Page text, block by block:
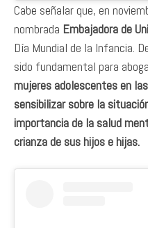
Cabe señalar que, en
nombrada Embajadora de
Día Mundial de la Infancia.
sido fundamental para
mujeres adolescentes en
sensibilizar sobre la
importancia de la salud
crianza de sus hijos e hijas.